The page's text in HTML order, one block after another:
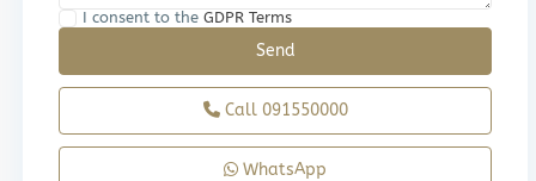
I consent to the GDPR Terms
Call 091550000
WhatsApp